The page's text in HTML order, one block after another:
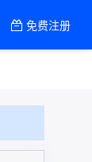
免费注册